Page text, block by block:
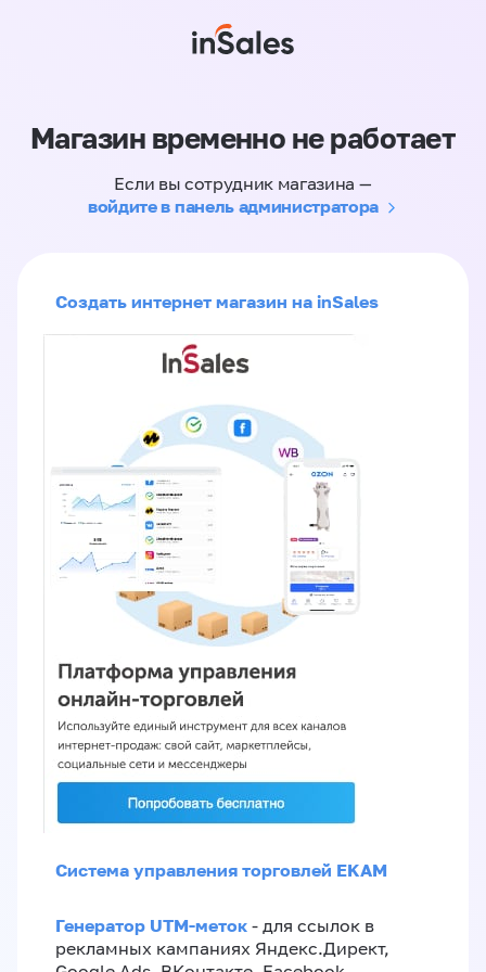
Магазин временно не работает
Если вы сотрудник магазина —
войдите в панель администратора
Создать интернет магазин на inSales
Система управления торговлей EKAM
Генератор UTM-меток - для ссылок в
рекламных кампаниях Яндекс.Директ,